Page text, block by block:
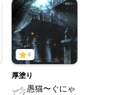
4
厚塗り
愚猫〜ぐにゃ